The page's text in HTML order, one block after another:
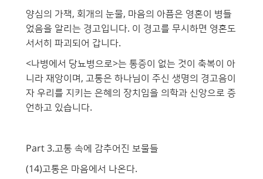
양심의 가책, 회개의 눈물, 마음의 아픔은 영혼이 병들
었음을 알리는 경고입니다. 이 경고를 무시하면 영혼도
서서히 파괴되어 갑니다.
<나병에서 당뇨병으로>는 통증이 없는 것이 축복이 아
니라 재앙이며, 고통은 하나님이 주신 생명의 경고음이
자 우리를 지키는 은혜의 장치임을 의학과 신앙으로 증
언하고 있습니다.
Part 3.고통 속에 감추어진 보물들
(14)고통은 마음에서 나온다.